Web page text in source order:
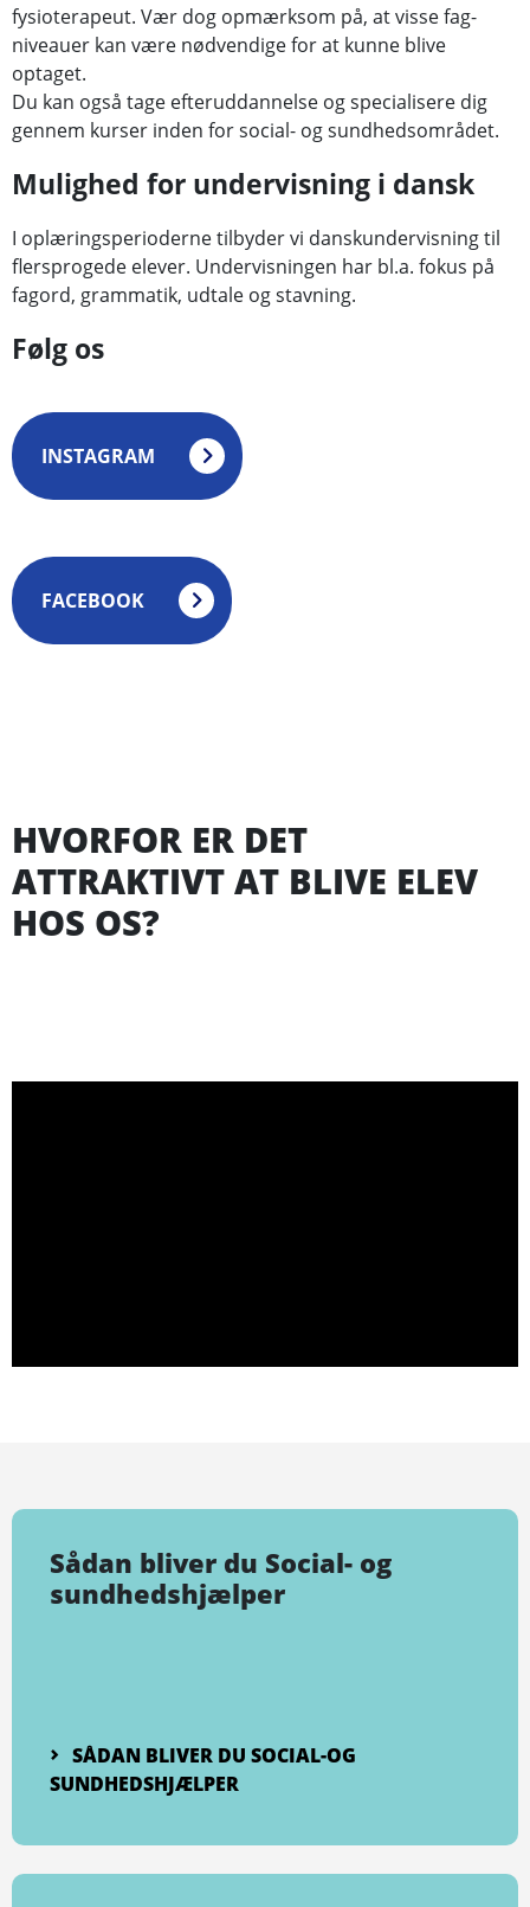
fysioterapeut. Vær dog opmærksom på, at visse fag-
niveauer kan være nødvendige for at kunne blive
optaget.
Du kan også tage efteruddannelse og specialisere dig
gennem kurser inden for social- og sundhedsområdet.
Mulighed for undervisning i dansk
I oplæringsperioderne tilbyder vi danskundervisning til
flersprogede elever. Undervisningen har bl.a. fokus på
fagord, grammatik, udtale og stavning.
Følg os
INSTAGRAM
FACEBOOK
HVORFOR ER DET
ATTRAKTIVT AT BLIVE ELEV
HOS OS?
Sådan bliver du Social- og
sundhedshjælper
SÅDAN BLIVER DU SOCIAL-OG
SUNDHEDSHJÆLPER